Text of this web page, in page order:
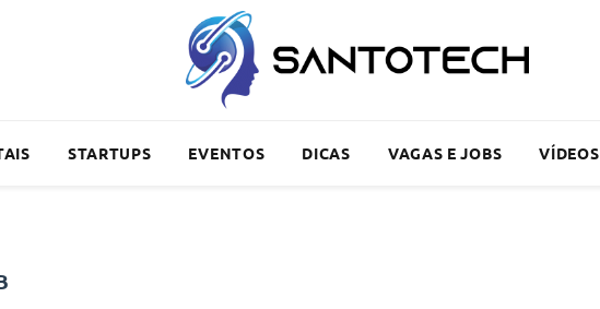
STARTUPS EVENTOS DICAS VAGAS E JOBS VÍDEOS